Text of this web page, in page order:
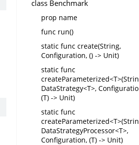
class Benchmark
prop name
func run()
static func create(String,
Configuration, () -> Unit)
static func
DataStrategy<T>,
(T) -> Unit)
static func
DataStrategyProcessor<T>,
Configuration, (T) -> Unit)